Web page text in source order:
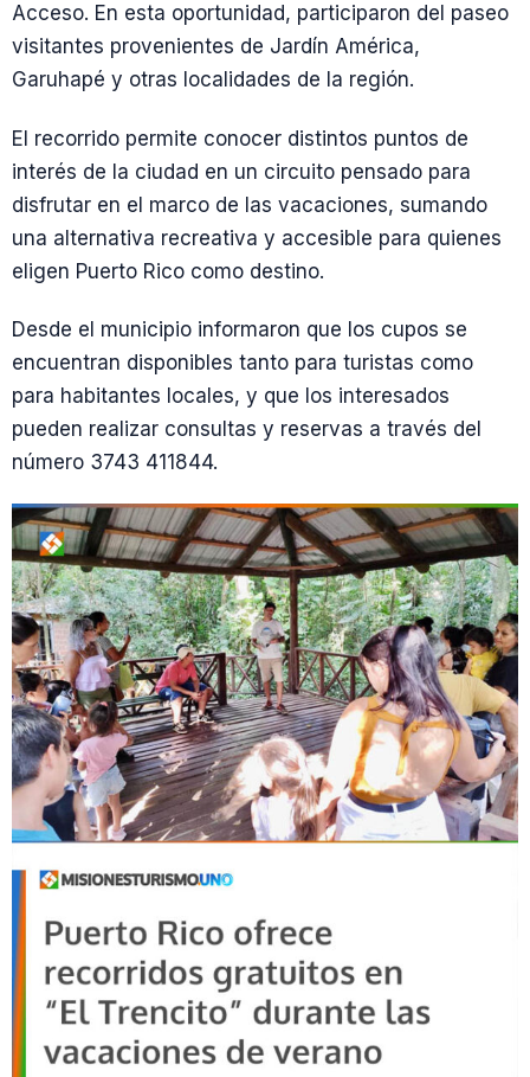
Acceso. En esta oportunidad, participaron del paseo
visitantes provenientes de Jardín América,
Garuhapé y otras localidades de la región.
El recorrido permite conocer distintos puntos de
interés de la ciudad en un circuito pensado para
disfrutar en el marco de las vacaciones, sumando
una alternativa recreativa y accesible para quienes
eligen Puerto Rico como destino.
Desde el municipio informaron que los cupos se
encuentran disponibles tanto para turistas como
para habitantes locales, y que los interesados
pueden realizar consultas y reservas a través del
número 3743 411844.